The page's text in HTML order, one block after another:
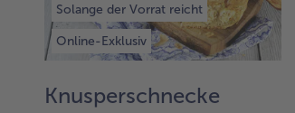
Solange der Vorrat reicht
Online-Exklusiv
Knusperschnecke